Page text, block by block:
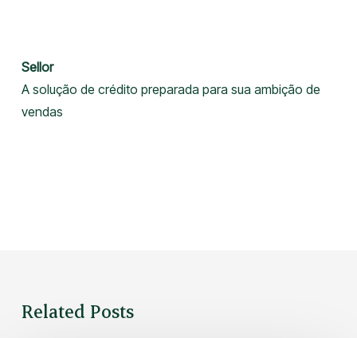
Sellor
A solução de crédito preparada para sua ambição de
vendas
Related Posts